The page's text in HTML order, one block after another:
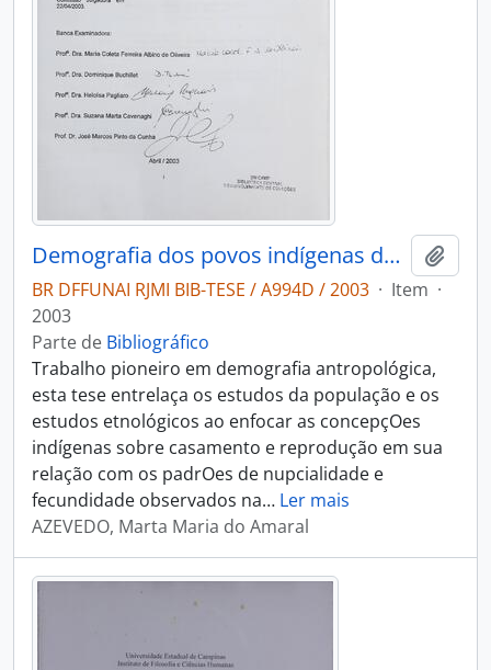
Demografia dos povos indígenas do alto rio Negro/AM: um estudo de caso de nupcialidade e reprodução
BR DFFUNAI RJMI BIB-TESE / A994D / 2003 · Item ·
2003
Parte de Bibliográfico
Trabalho pioneiro em demografia antropológica,
esta tese entrelaça os estudos da população e os
estudos etnológicos ao enfocar as concepçOes
indígenas sobre casamento e reprodução em sua
relação com os padrOes de nupcialidade e
fecundidade observados na… Ler mais
AZEVEDO, Marta Maria do Amaral